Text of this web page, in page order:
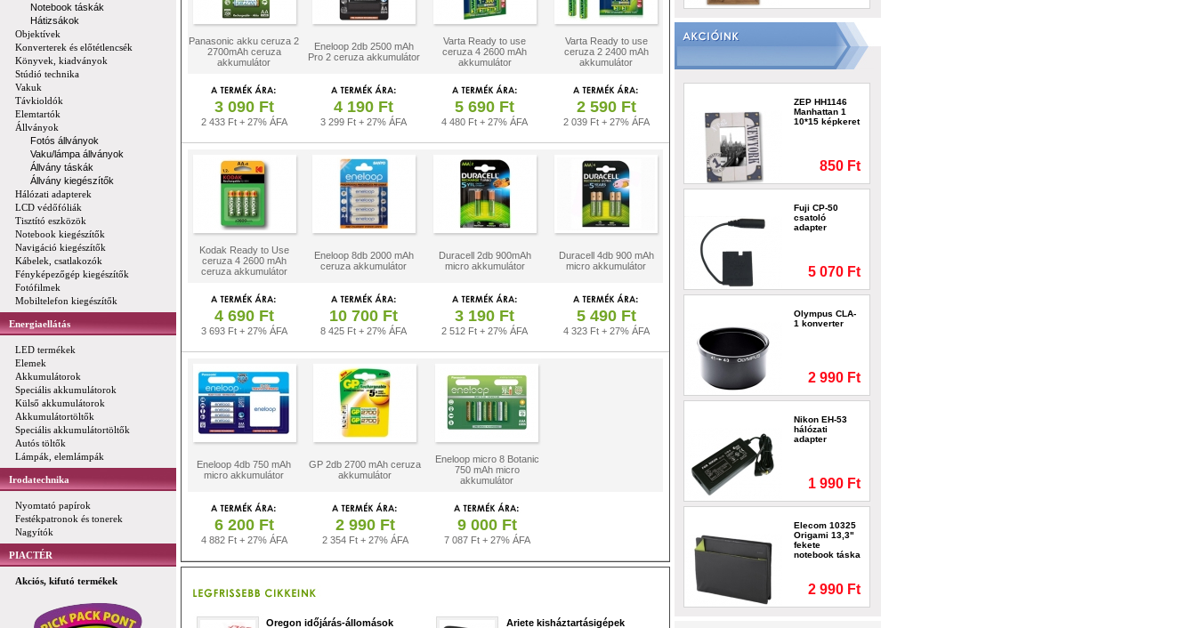
Notebook táskák
Hátizsákok
Objektívek
Konverterek és előtétlencsék
Könyvek, kiadványok
Stúdió technika
Vakuk
Távkioldók
Elemtartók
Állványok
Fotós állványok
Vaku/lámpa állványok
Állvány táskák
Állvány kiegészítők
Hálózati adapterek
LCD védőfóliák
Tisztító eszközök
Notebook kiegészítők
Navigáció kiegészítők
Kábelek, csatlakozók
Fényképezőgép kiegészítők
Fotófilmek
Mobiltelefon kiegészítők
Energiaellátás
LED termékek
Elemek
Akkumulátorok
Speciális akkumulátorok
Külső akkumulátorok
Akkumulátortöltők
Speciális akkumulátortöltők
Autós töltők
Lámpák, elemlámpák
Irodatechnika
Nyomtató papírok
Festékpatronok és tonerek
Nagyítók
PIACTÉR
Akciós, kifutó termékek
Panasonic akku ceruza 2
2700mAh ceruza
akkumulátor
Eneloop 2db 2500 mAh
Pro 2 ceruza akkumulátor
Varta Ready to use
ceruza 4 2600 mAh
akkumulátor
Varta Ready to use
ceruza 2 2400 mAh
akkumulátor
3 090 Ft
2 433 Ft + 27% ÁFA
4 190 Ft
3 299 Ft + 27% ÁFA
5 690 Ft
4 480 Ft + 27% ÁFA
2 590 Ft
2 039 Ft + 27% ÁFA
Kodak Ready to Use
ceruza 4 2600 mAh
ceruza akkumulátor
Eneloop 8db 2000 mAh
ceruza akkumulátor
Duracell 2db 900mAh
micro akkumulátor
Duracell 4db 900 mAh
micro akkumulátor
4 690 Ft
3 693 Ft + 27% ÁFA
10 700 Ft
8 425 Ft + 27% ÁFA
3 190 Ft
2 512 Ft + 27% ÁFA
5 490 Ft
4 323 Ft + 27% ÁFA
Eneloop 4db 750 mAh
micro akkumulátor
GP 2db 2700 mAh ceruza
akkumulátor
Eneloop micro 8 Botanic
750 mAh micro
akkumulátor
6 200 Ft
4 882 Ft + 27% ÁFA
2 990 Ft
2 354 Ft + 27% ÁFA
9 000 Ft
7 087 Ft + 27% ÁFA
Oregon időjárás-állomások Ariete kisháztartásigépek
ZEP HH1146
Manhattan 1
10*15 képkeret
850 Ft
Fuji CP-50
csatoló
adapter
5 070 Ft
Olympus CLA-
1 konverter
2 990 Ft
Nikon EH-53
hálózati
adapter
1 990 Ft
Elecom 10325
Origami 13,3"
fekete
notebook táska
2 990 Ft